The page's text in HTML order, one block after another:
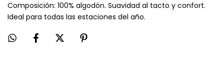
Composición: 100% algodón. Suavidad al tacto y confort.
Ideal para todas las estaciones del año.